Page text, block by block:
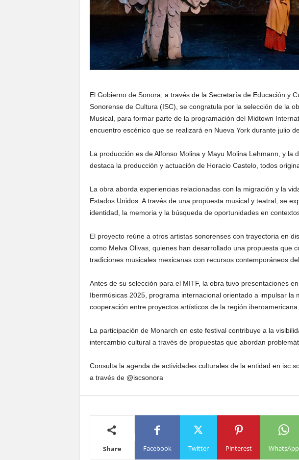
El Gobierno de Sonora, a través de la Secretaría de Educación y
Sonorense de Cultura (ISC), se congratula por la selección de la
Musical, para formar parte de la programación del Midtown
encuentro escénico que se realizará en Nueva York durante julio
La producción es de Alfonso Molina y Mayu Molina Lehmann, y la
destaca la producción y actuación de Horacio Castelo, todos
La obra aborda experiencias relacionadas con la migración y la
Estados Unidos. A través de una propuesta musical y teatral, se
identidad, la memoria y la búsqueda de oportunidades en
El proyecto reúne a otros artistas sonorenses con trayectoria en
como Melva Olivas, quienes han desarrollado una propuesta que
tradiciones musicales mexicanas con recursos contemporáneos
Antes de su selección para el MITF, la obra tuvo presentaciones
Ibermúsicas 2025, programa internacional orientado a impulsar la
cooperación entre proyectos artísticos de la región iberoamericana.
La participación de Monarch en este festival contribuye a la
intercambio cultural a través de propuestas que abordan
Consulta la agenda de actividades culturales de la entidad en
a través de @iscsonora
Share Facebook Twitter Pinterest WhatsApp